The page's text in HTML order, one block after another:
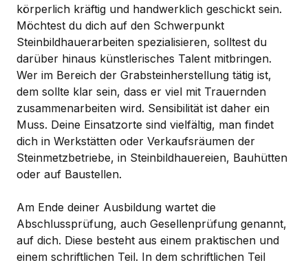
körperlich kräftig und handwerklich geschickt sein.
Möchtest du dich auf den Schwerpunkt
Steinbildhauerarbeiten spezialisieren, solltest du
darüber hinaus künstlerisches Talent mitbringen.
Wer im Bereich der Grabsteinherstellung tätig ist,
dem sollte klar sein, dass er viel mit Trauernden
zusammenarbeiten wird. Sensibilität ist daher ein
Muss. Deine Einsatzorte sind vielfältig, man findet
dich in Werkstätten oder Verkaufsräumen der
Steinmetzbetriebe, in Steinbildhauereien, Bauhütten
oder auf Baustellen.
Am Ende deiner Ausbildung wartet die
Abschlussprüfung, auch Gesellenprüfung genannt,
auf dich. Diese besteht aus einem praktischen und
einem schriftlichen Teil. In dem schriftlichen Teil